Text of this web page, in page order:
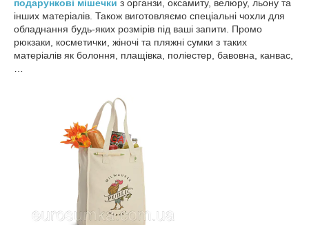
подарункові мішечки з органзи, оксамиту, велюру, льону та
інших матеріалів. Також виготовляємо спеціальні чохли для
обладнання будь-яких розмірів під ваші запити. Промо
рюкзаки, косметички, жіночі та пляжні сумки з таких
матеріалів як болоння, плащівка, поліестер, бавовна, канвас,